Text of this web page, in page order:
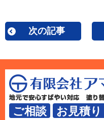
次の記事
ご相談 お見積り